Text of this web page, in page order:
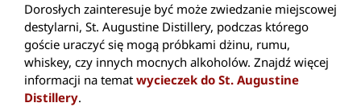
Dorosłych zainteresuje być może zwiedzanie miejscowej
destylarni, St. Augustine Distillery, podczas którego
goście uraczyć się mogą próbkami dżinu, rumu,
whiskey, czy innych mocnych alkoholów. Znajdź więcej
informacji na temat wycieczek do St. Augustine
Distillery.